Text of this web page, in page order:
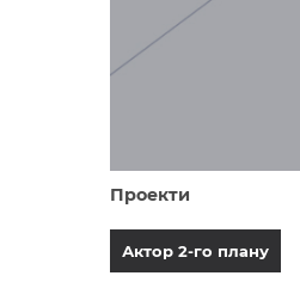
Проекти
Актор 2-го плану